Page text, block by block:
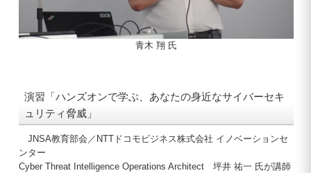
青木 翔 氏
演習「ハンズオンで学ぶ、あなたの身近なサイバーセキ
ュリティ脅威」
JNSA教育部会／NTTドコモビジネス株式会社 イノベーションセ
ンター
Cyber Threat Intelligence Operations Architect 坪井 祐一 氏が講師